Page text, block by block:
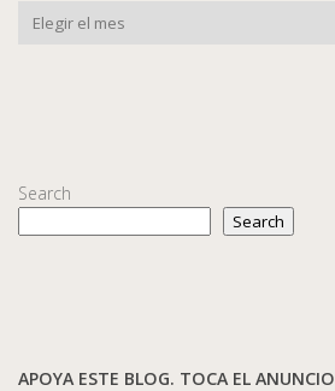
Search
Search
APOYA ESTE BLOG. TOCA EL ANUNCIO